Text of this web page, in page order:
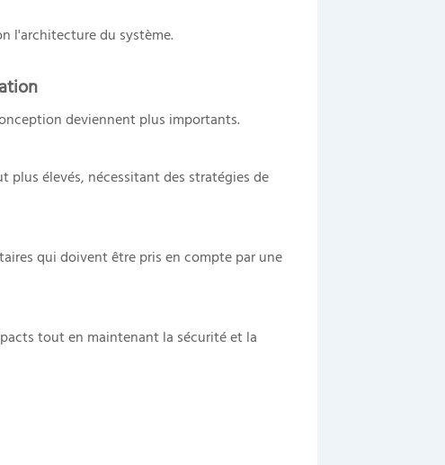
l'architecture du système.
deviennent plus importants.
plus élevés, nécessitant des stratégies de
qui doivent être pris en compte par une
tout en maintenant la sécurité et la